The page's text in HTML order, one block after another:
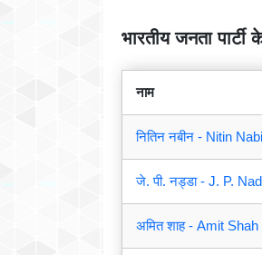
भारतीय जनता
नाम
नितिन नबीन - Nitin
जे. पी. नड्डा - J. P.
अमित शाह - Amit Shah